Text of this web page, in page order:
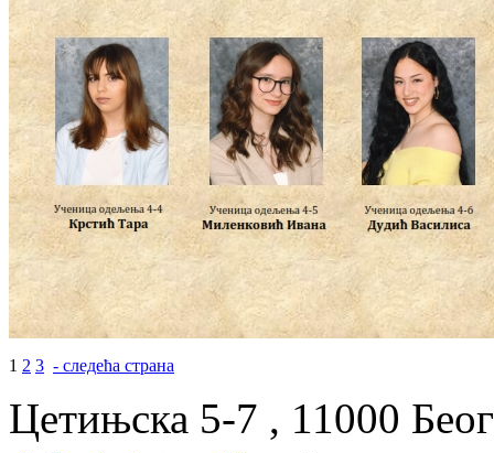
1 2 3 - следећа страна
Цетињска 5-7 , 11000